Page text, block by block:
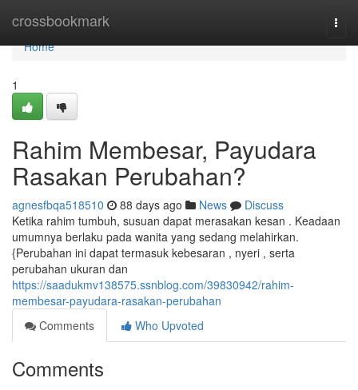
crossbookmark
Home
Home
1
Rahim Membesar, Payudara
Rasakan Perubahan?
agnesfbqa518510 88 days ago News
Discuss
Ketika rahim tumbuh, susuan dapat merasakan kesan . Keadaan
umumnya berlaku pada wanita yang sedang melahirkan.
{Perubahan ini dapat termasuk kebesaran , nyeri , serta
perubahan ukuran dan
https://saadukmv138575.ssnblog.com/39830942/rahim-
membesar-payudara-rasakan-perubahan
Comments
Who Upvoted
Comments